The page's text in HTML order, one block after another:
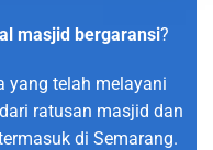
masjid bergaransi?
yang telah melayani
ratusan masjid dan
di Semarang.